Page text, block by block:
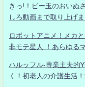
きっ!！ビー玉のおいぬ
しろ動画まで取り上げ
ロボットアニメ！メカ
非モテ星人 ！あらゆる
ハルッフル-専業主夫的
く！初老人の介護生活